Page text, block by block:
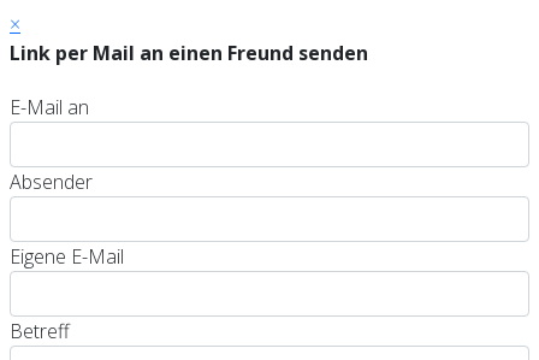
×
Link per Mail an einen Freund senden
E-Mail an
Absender
Eigene E-Mail
Betreff